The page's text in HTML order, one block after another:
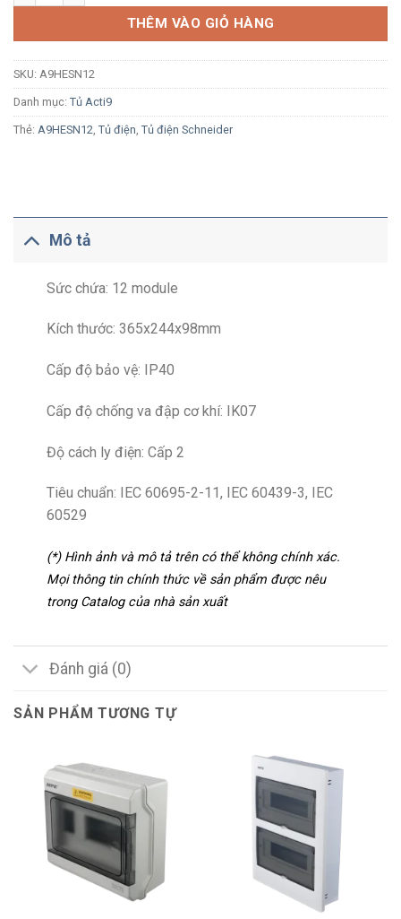
THÊM VÀO GIỎ HÀNG
SKU: A9HESN12
Danh mục: Tủ Acti9
Thẻ: A9HESN12 Tủ điện Tủ điện Schneider
Mô tả
Sức chứa: 12 module
Kích thước: 365x244x98mm
Cấp độ bảo vệ: IP40
Cấp độ chống va đập cơ khí: IK07
Độ cách ly điện: Cấp 2
Tiêu chuẩn: IEC 60695-2-11, IEC 60439-3, IEC
60529
(*) Hình ảnh và mô tả trên có thể không chính xác.
Mọi thông tin chính thức về sản phẩm được nêu
trong Catalog của nhà sản xuất
Đánh giá (0)
SẢN PHẨM TƯƠNG TỰ